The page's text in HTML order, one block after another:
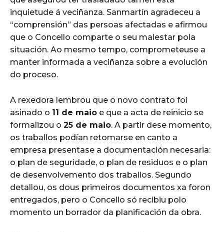
inquietude á veciñanza. Sanmartín agradeceu a
“comprensión” das persoas afectadas e afirmou
que o Concello comparte o seu malestar pola
situación. Ao mesmo tempo, comprometeuse a
manter informada a veciñanza sobre a evolución
do proceso.
A rexedora lembrou que o novo contrato foi
asinado o 11 de maio e que a acta de reinicio se
formalizou o 25 de maio. A partir dese momento,
os traballos podían retomarse en canto a
empresa presentase a documentación necesaria:
o plan de seguridade, o plan de residuos e o plan
de desenvolvemento dos traballos. Segundo
detallou, os dous primeiros documentos xa foron
entregados, pero o Concello só recibiu polo
momento un borrador da planificación da obra.